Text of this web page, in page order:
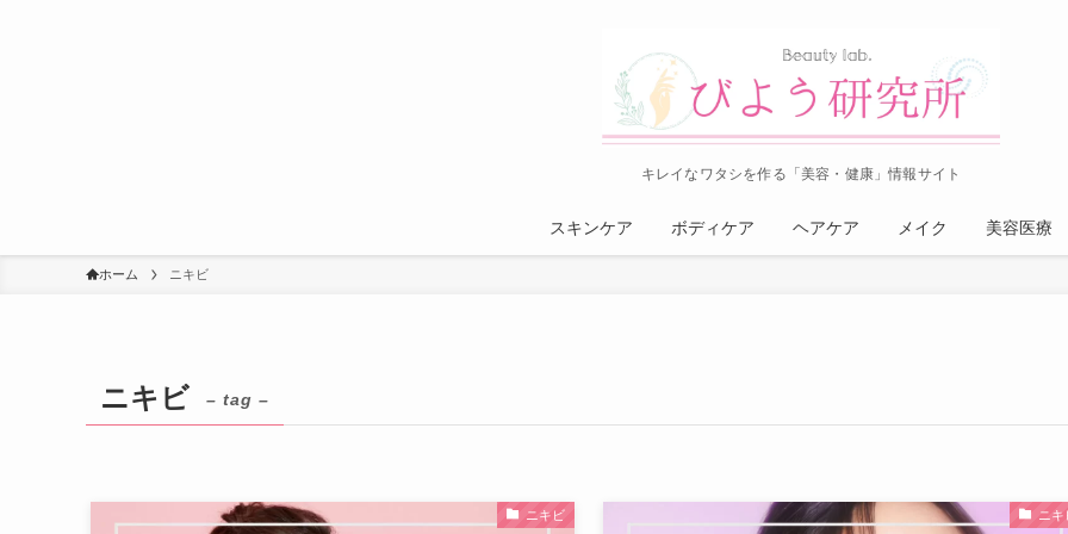
キレイなワタシを作る「美容・健康」情報サイト
スキンケア ボディケア ヘアケア メイク 美容医療
ホーム ニキビ
ニキビ – tag –
ニキビ ニキ